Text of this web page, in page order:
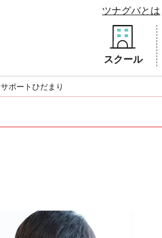
ツナグバとは
スクール
ポートひだまり